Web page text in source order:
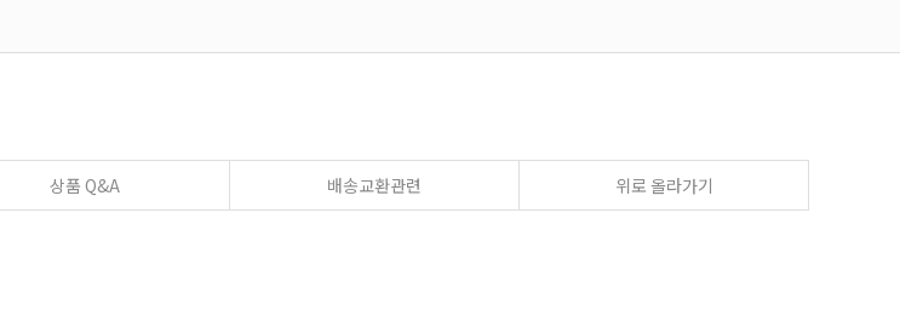
상품 Q&A 배송교환관련 위로 올라가기